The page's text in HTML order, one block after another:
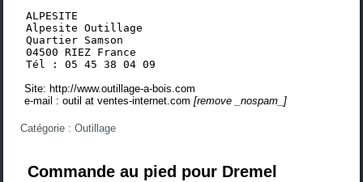
ALPESITE
Alpesite Outillage
Quartier Samson
04500 RIEZ France
Tél : 05 45 38 04 09
Site:http://www.outillage-a-bois.com
e-mail :outil at ventes-internet.com [remove _nospam_]
Catégorie :Outillage
Commande au pied pour Dremel